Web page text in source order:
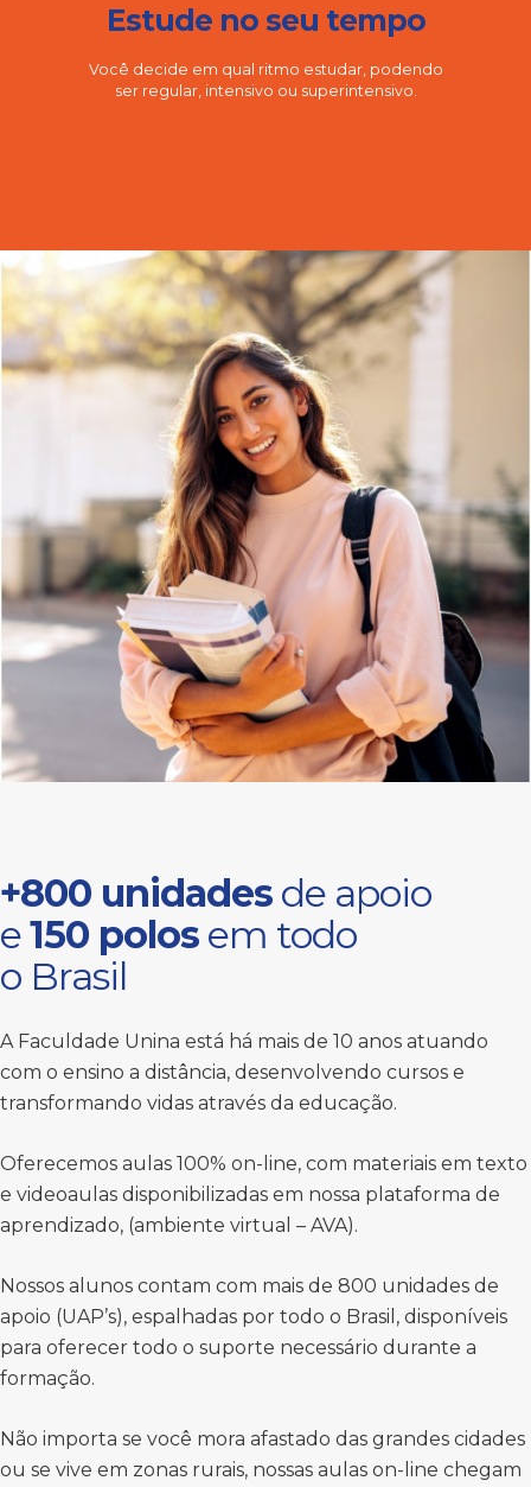
Estude no seu tempo
Você decide em qual ritmo estudar, podendo
ser regular, intensivo ou superintensivo.
+800 unidades de apoio
e150 polos em todo
o Brasil
A Faculdade Unina está há mais de 10 anos atuando
com o ensino a distância, desenvolvendo cursos e
transformando vidas através da educação.
Oferecemos aulas 100% on-line, com materiais em texto
e videoaulas disponibilizadas em nossa plataforma de
aprendizado, (ambiente virtual – AVA).
Nossos alunos contam com mais de 800 unidades de
apoio (UAP’s), espalhadas por todo o Brasil, disponíveis
para oferecer todo o suporte necessário durante a
formação.
Não importa se você mora afastado das grandes cidades
ou se vive em zonas rurais, nossas aulas on-line chegam